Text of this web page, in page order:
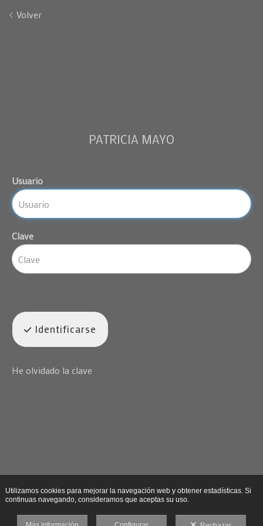
Volver
PATRICIA MAYO
Usuario
Clave
Identificarse
He olvidado la clave
Utilizamos cookies para mejorar la navegación web y obtener estadísticas. Si
continuas navegando, consideramos que aceptas su uso.